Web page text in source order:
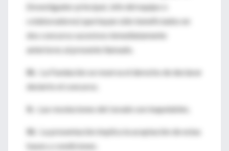
(Investigador principal, Jefe del equipo o
colaboradores) que hayan sido beneficiados en
dos concurso sucesivos inmediatamente
anteriores al presente llamado.
IX.-
La Fundación se reserva el derecho de declarar
desierto el concurso.
Las resoluciones del Jurado son inapelables.
XI.-
La presentación implica la aceptación de estas
bases y condiciones.